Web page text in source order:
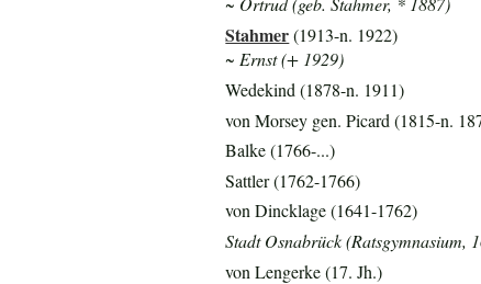
Stahmer(1913-n. 1922)
~ Ernst (+ 1929)
Wedekind (1878-n. 1911)
von Morsey gen. Picard (1815-n.
Balke (1766-...)
Sattler (1762-1766)
von Dincklage (1641-1762)
Stadt Osnabrück (Ratsgymnasium,
von Lengerke (17. Jh.)